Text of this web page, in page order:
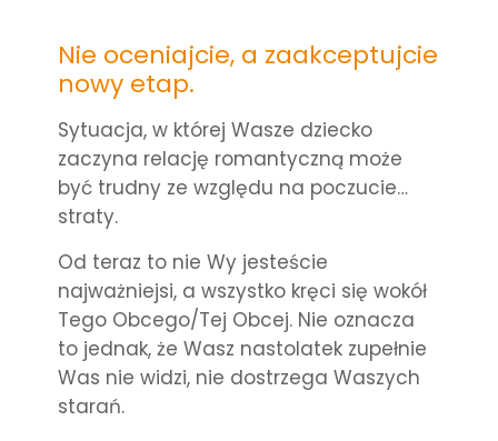
Nie oceniajcie, a zaakceptujcie
nowy etap.
Sytuacja, w której Wasze dziecko
zaczyna relację romantyczną może
być trudny ze względu na poczucie…
straty.
Od teraz to nie Wy jesteście
najważniejsi, a wszystko kręci się wokół
Tego Obcego/Tej Obcej. Nie oznacza
to jednak, że Wasz nastolatek zupełnie
Was nie widzi, nie dostrzega Waszych
starań.